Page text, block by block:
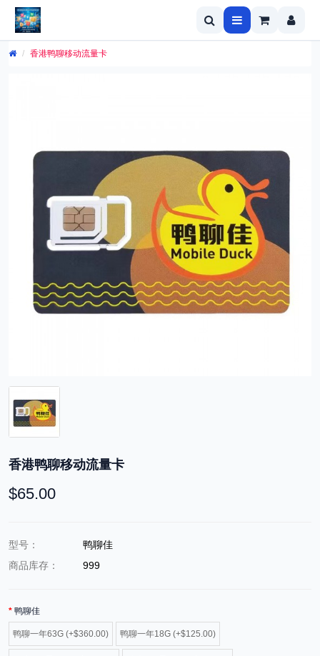
香港鸭聊移动流量卡
香港鸭聊移动流量卡
$65.00
型号：
鸭聊佳
商品库存：
999
鸭聊佳
鸭聊一年63G (+$360.00) 鸭聊一年18G (+$125.00)